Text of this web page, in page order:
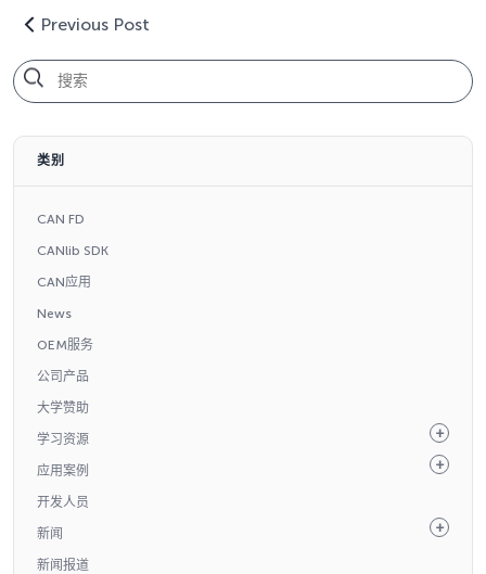
Previous Post
类别
CAN FD
CANlib SDK
CAN应用
News
OEM服务
公司产品
大学赞助
学习资源
应用案例
开发人员
新闻
新闻报道